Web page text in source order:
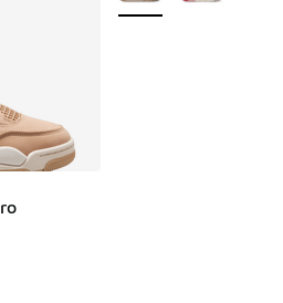
[4 sur 5 étoiles], 2 commentaires